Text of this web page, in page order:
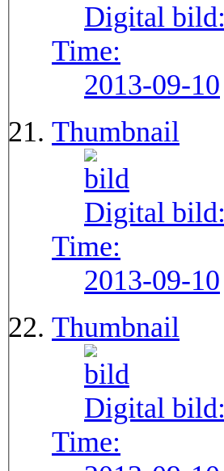
Digital bild:
Time:
2013-09-10
Thumbnail
Digital bild:
Time:
2013-09-10
Thumbnail
Digital bild:
Time: